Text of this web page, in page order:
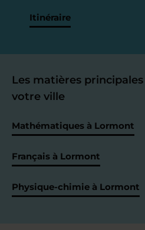
Itinéraire
Les matières
votre ville
Mathématiques à Lormont
Français à Lormont
Physique-chimie à Lormont